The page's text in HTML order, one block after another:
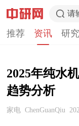
请
推荐 资讯 研
2025年纯水
趋势分析
家电 ChenGuanQiu